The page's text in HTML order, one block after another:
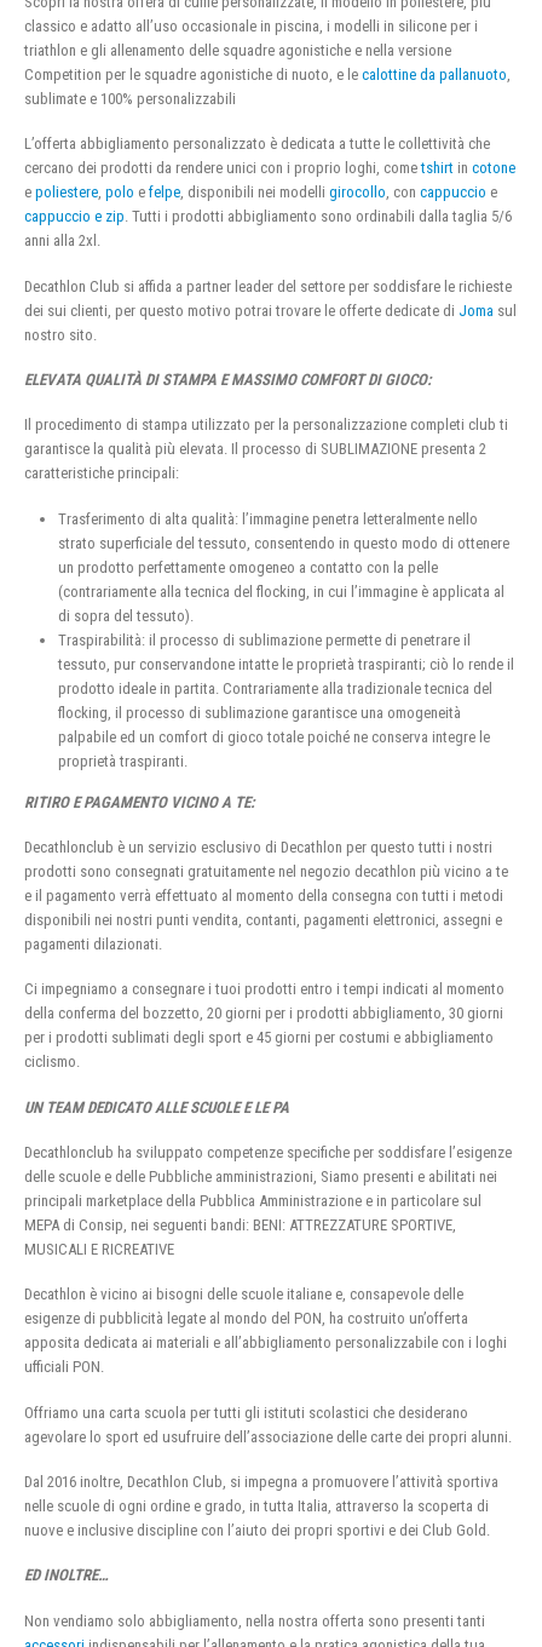
classico e adatto all’uso occasionale in piscina, i modelli in silicone per i
triathlon e gli allenamento delle squadre agonistiche e nella versione
Competition per le squadre agonistiche di nuoto, e le calottine da pallanuoto,
sublimate e 100% personalizzabili
L’offerta abbigliamento personalizzato è dedicata a tutte le collettività che
cercano dei prodotti da rendere unici con i proprio loghi, cometshirt in cotone
e poliestere, polo e felpe, disponibili nei modelli girocollo, con cappuccio e
cappuccio e zip. Tutti i prodotti abbigliamento sono ordinabili dalla taglia 5/6
anni alla 2xl.
Decathlon Club si affida a partner leader del settore per soddisfare le richieste
dei sui clienti, per questo motivo potrai trovare le offerte dedicate di Joma sul
nostro sito.
ELEVATA QUALITÀ DI STAMPA E MASSIMO COMFORT DI GIOCO:
Il procedimento di stampa utilizzato per la personalizzazione completi club ti
garantisce la qualità più elevata. Il processo di SUBLIMAZIONE presenta 2
caratteristiche principali:
Trasferimento di alta qualità: l’immagine penetra letteralmente nello
strato superficiale del tessuto, consentendo in questo modo di ottenere
un prodotto perfettamente omogeneo a contatto con la pelle
(contrariamente alla tecnica del flocking, in cui l’immagine è applicata al
di sopra del tessuto).
Traspirabilità: il processo di sublimazione permette di penetrare il
tessuto, pur conservandone intatte le proprietà traspiranti; ciò lo rende il
prodotto ideale in partita. Contrariamente alla tradizionale tecnica del
flocking, il processo di sublimazione garantisce una omogeneità
palpabile ed un comfort di gioco totale poiché ne conserva integre le
proprietà traspiranti.
RITIRO E PAGAMENTO VICINO A TE:
Decathlonclub è un servizio esclusivo di Decathlon per questo tutti i nostri
prodotti sono consegnati gratuitamente nel negozio decathlon più vicino a te
e il pagamento verrà effettuato al momento della consegna con tutti i metodi
disponibili nei nostri punti vendita, contanti, pagamenti elettronici, assegni e
pagamenti dilazionati.
Ci impegniamo a consegnare i tuoi prodotti entro i tempi indicati al momento
della conferma del bozzetto, 20 giorni per i prodotti abbigliamento, 30 giorni
per i prodotti sublimati degli sport e 45 giorni per costumi e abbigliamento
ciclismo.
UN TEAM DEDICATO ALLE SCUOLE E LE PA
Decathlonclub ha sviluppato competenze specifiche per soddisfare l’esigenze
delle scuole e delle Pubbliche amministrazioni, Siamo presenti e abilitati nei
principali marketplace della Pubblica Amministrazione e in particolare sul
MEPA di Consip, nei seguenti bandi: BENI: ATTREZZATURE SPORTIVE,
MUSICALI E RICREATIVE
Decathlon è vicino ai bisogni delle scuole italiane e, consapevole delle
esigenze di pubblicità legate al mondo del PON, ha costruito un’offerta
apposita dedicata ai materiali e all’abbigliamento personalizzabile con i loghi
ufficiali PON.
Offriamo una carta scuola per tutti gli istituti scolastici che desiderano
agevolare lo sport ed usufruire dell’associazione delle carte dei propri alunni.
Dal 2016 inoltre, Decathlon Club, si impegna a promuovere l’attività sportiva
nelle scuole di ogni ordine e grado, in tutta Italia, attraverso la scoperta di
nuove e inclusive discipline con l’aiuto dei propri sportivi e dei Club Gold.
ED INOLTRE…
Non vendiamo solo abbigliamento, nella nostra offerta sono presenti tanti